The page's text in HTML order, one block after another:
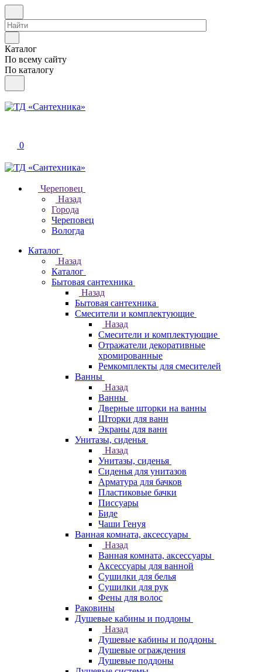
Каталог
По всему сайту
По каталогу
0
Череповец
Назад
Города
Череповец
Вологда
Каталог
Назад
Каталог
Бытовая сантехника
Назад
Бытовая сантехника
Смесители и комплектующие
Назад
Смесители и комплектующие
Отражатели декоративные
хромированные
Ремкомплекты для смесителей
Ванны
Назад
Ванны
Дверные шторки на ванны
Шторки для ванн
Экраны для ванн
Унитазы, сиденья
Назад
Унитазы, сиденья
Сиденья для унитазов
Арматура для бачков
Пластиковые бачки
Писсуары
Биде
Чаши Генуя
Ванная комната, аксессуары
Назад
Ванная комната, аксессуары
Аксессуары для ванной
Сушилки для белья
Сушилки для рук
Фены для волос
Раковины
Душевые кабины и поддоны
Назад
Душевые кабины и поддоны
Душевые ограждения
Душевые поддоны